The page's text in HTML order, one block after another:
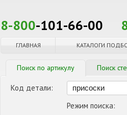
8-800-101-66-00
ГЛАВНАЯ КАТАЛОГИ
Поиск по артикулу Поиск
Код детали:
Режим поиска: